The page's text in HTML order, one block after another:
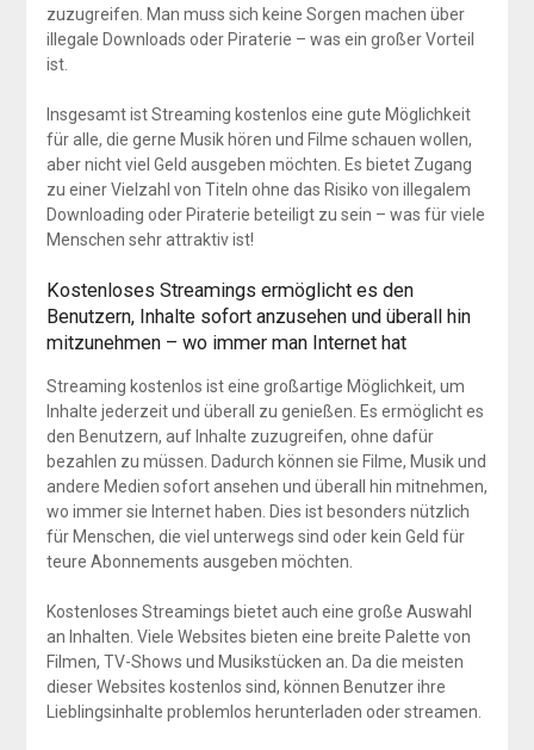
zuzugreifen. Man muss sich keine Sorgen machen über
illegale Downloads oder Piraterie – was ein großer Vorteil
ist.
Insgesamt ist Streaming kostenlos eine gute Möglichkeit
für alle, die gerne Musik hören und Filme schauen wollen,
aber nicht viel Geld ausgeben möchten. Es bietet Zugang
zu einer Vielzahl von Titeln ohne das Risiko von illegalem
Downloading oder Piraterie beteiligt zu sein – was für viele
Menschen sehr attraktiv ist!
Kostenloses Streamings ermöglicht es den
Benutzern, Inhalte sofort anzusehen und überall hin
mitzunehmen – wo immer man Internet hat
Streaming kostenlos ist eine großartige Möglichkeit, um
Inhalte jederzeit und überall zu genießen. Es ermöglicht es
den Benutzern, auf Inhalte zuzugreifen, ohne dafür
bezahlen zu müssen. Dadurch können sie Filme, Musik und
andere Medien sofort ansehen und überall hin mitnehmen,
wo immer sie Internet haben. Dies ist besonders nützlich
für Menschen, die viel unterwegs sind oder kein Geld für
teure Abonnements ausgeben möchten.
Kostenloses Streamings bietet auch eine große Auswahl
an Inhalten. Viele Websites bieten eine breite Palette von
Filmen, TV-Shows und Musikstücken an. Da die meisten
dieser Websites kostenlos sind, können Benutzer ihre
Lieblingsinhalte problemlos herunterladen oder streamen.